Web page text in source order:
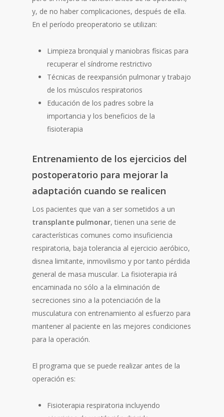
y, de no haber complicaciones, después de ella.
En el período preoperatorio se utilizan:
Limpieza bronquial y maniobras físicas para
recuperar el síndrome restrictivo
Técnicas de reexpansión pulmonar y trabajo
de los músculos respiratorios
Educación de los padres sobre la
importancia y los beneficios de la
fisioterapia
Entrenamiento de los ejercicios del
postoperatorio para mejorar la
adaptación cuando se realicen
Los pacientes que van a ser sometidos a un
transplante pulmonar, tienen una serie de
características comunes como insuficiencia
respiratoria, baja tolerancia al ejercicio aeróbico,
disnea limitante, inmovilismo y por tanto pérdida
general de masa muscular. La fisioterapia irá
encaminada no sólo a la eliminación de
secreciones sino a la potenciación de la
musculatura con entrenamiento al esfuerzo para
mantener al paciente en las mejores condiciones
para la operación.
El programa que se puede realizar antes de la
operación es:
Fisioterapia respiratoria incluyendo